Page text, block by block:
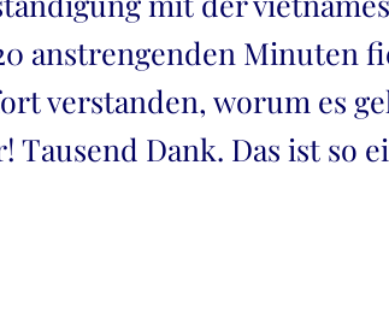
anstrengenden Minuten
verstanden, worum es
Tausend Dank. Das ist so